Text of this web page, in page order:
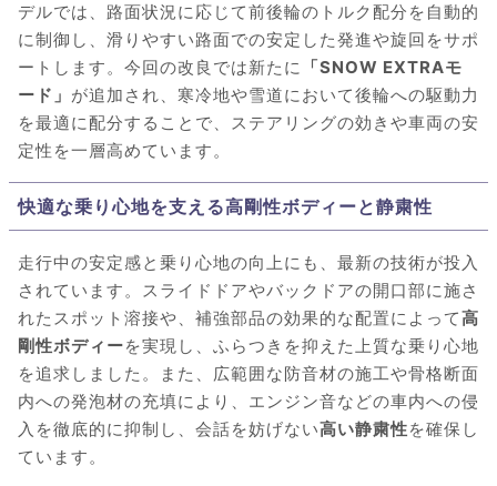
デルでは、路面状況に応じて前後輪のトルク配分を自動的
に制御し、滑りやすい路面での安定した発進や旋回をサポ
ートします。今回の改良では新たに 「SNOW EXTRAモ
ード」 が追加され、寒冷地や雪道において後輪への駆動力
を最適に配分することで、ステアリングの効きや車両の安
定性を一層高めています。
快適な乗り心地を支える高剛性ボディーと静粛性
走行中の安定感と乗り心地の向上にも、最新の技術が投入
されています。スライドドアやバックドアの開口部に施さ
れたスポット溶接や、補強部品の効果的な配置によって高
剛性ボディーを実現し、ふらつきを抑えた上質な乗り心地
を追求しました。また、広範囲な防音材の施工や骨格断面
内への発泡材の充填により、エンジン音などの車内への侵
入を徹底的に抑制し、会話を妨げない高い静粛性を確保し
ています。